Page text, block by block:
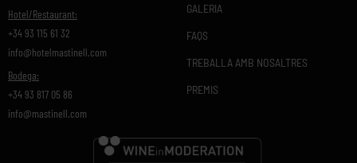
Hotel/Restaurant:
+34 93 115 61 32
info@hotelmastinell.com
Bodega:
+34 93 817 05 86
info@mastinell.com
GALERIA
FAQS
TREBALLA AMB NOSALTRES
PREMIS